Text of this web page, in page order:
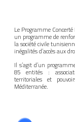
Le Programme Concerté
un programme de
la société civile
inégalités d’accès aux
Il s’agit d’un
85 entités :
territoriales et
Méditerranée.